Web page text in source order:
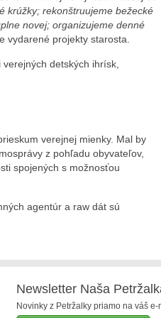
krúžky; rekonštruujeme bežecké
novej; organizujeme denné
vydarené projekty starosta.
detských ihrísk,
verejnej mienky. Mal by
z pohľadu obyvateľov,
spojených s možnosťou
agentúr a raw dát sú
Newsletter Naša
Novinky z Petržalky priamo na váš e-